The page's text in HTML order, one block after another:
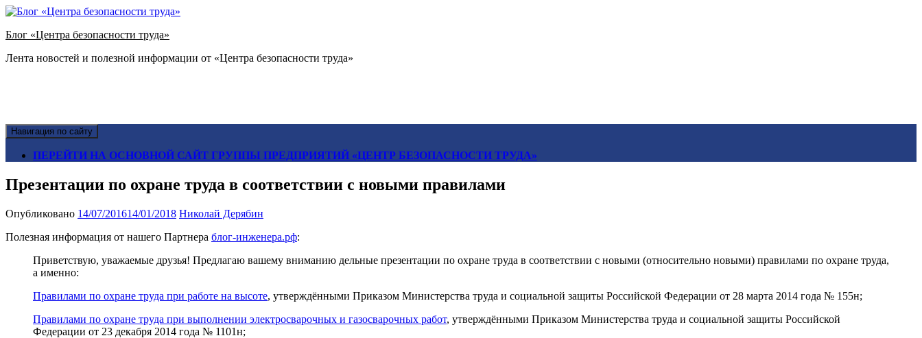
Блог «Центра безопасности труда»
Лента новостей и полезной информации от «Центра безопасности труда»
Навигация по сайту
ПЕРЕЙТИ НА ОСНОВНОЙ САЙТ ГРУППЫ ПРЕДПРИЯТИЙ «ЦЕНТР БЕЗОПАСНОСТИ ТРУДА»
Презентации по охране труда в соответствии с новыми правилами
Опубликовано 14/07/201614/01/2018 Николай Дерябин
Полезная информация от нашего Партнера блог-инженера.рф:
Приветствую, уважаемые друзья! Предлагаю вашему вниманию дельные презентации по охране труда в соответствии с новыми (относительно новыми) правилами по охране труда,
а именно:
Правилами по охране труда при работе на высоте, утверждёнными Приказом Министерства труда и социальной защиты Российской Федерации от 28 марта 2014 года № 155н;
Правилами по охране труда при выполнении электросварочных и газосварочных работ, утверждёнными Приказом Министерства труда и социальной защиты Российской
Федерации от 23 декабря 2014 года № 1101н;